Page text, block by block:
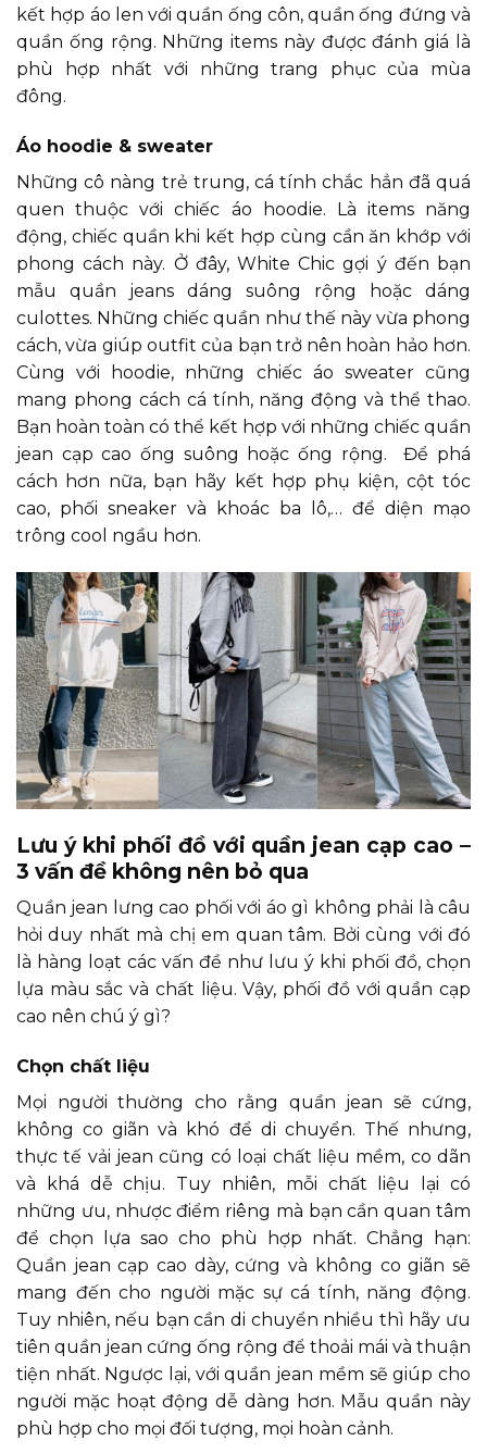
kết hợp áo len với quần ống côn, quần ống đứng và
quần ống rộng. Những items này được đánh giá là
phù hợp nhất với những trang phục của mùa
đông.
Áo hoodie & sweater
Những cô nàng trẻ trung, cá tính chắc hẳn đã quá
quen thuộc với chiếc áo hoodie. Là items năng
động, chiếc quần khi kết hợp cùng cần ăn khớp với
phong cách này. Ở đây, White Chic gợi ý đến bạn
mẫu quần jeans dáng suông rộng hoặc dáng
culottes. Những chiếc quần như thế này vừa phong
cách, vừa giúp outfit của bạn trở nên hoàn hảo hơn.
Cùng với hoodie, những chiếc áo sweater cũng
mang phong cách cá tính, năng động và thể thao.
Bạn hoàn toàn có thể kết hợp với những chiếc quần
jean cạp cao ống suông hoặc ống rộng. Để phá
cách hơn nữa, bạn hãy kết hợp phụ kiện, cột tóc
cao, phối sneaker và khoác ba lô,… để diện mạo
trông cool ngầu hơn.
Lưu ý khi phối đồ với quần jean cạp cao –
3 vấn đề không nên bỏ qua
Quần jean lưng cao phối với áo gì không phải là câu
hỏi duy nhất mà chị em quan tâm. Bởi cùng với đó
là hàng loạt các vấn đề như lưu ý khi phối đồ, chọn
lựa màu sắc và chất liệu. Vậy, phối đồ với quần cạp
cao nên chú ý gì?
Chọn chất liệu
Mọi người thường cho rằng quần jean sẽ cứng,
không co giãn và khó để di chuyển. Thế nhưng,
thực tế vải jean cũng có loại chất liệu mềm, co dãn
và khá dễ chịu. Tuy nhiên, mỗi chất liệu lại có
những ưu, nhược điểm riêng mà bạn cần quan tâm
để chọn lựa sao cho phù hợp nhất. Chẳng hạn:
Quần jean cạp cao dày, cứng và không co giãn sẽ
mang đến cho người mặc sự cá tính, năng động.
Tuy nhiên, nếu bạn cần di chuyển nhiều thì hãy ưu
tiên quần jean cứng ống rộng để thoải mái và thuận
tiện nhất. Ngược lại, với quần jean mềm sẽ giúp cho
người mặc hoạt động dễ dàng hơn. Mẫu quần này
phù hợp cho mọi đối tượng, mọi hoàn cảnh.